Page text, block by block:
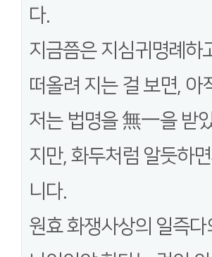
다.
지금쯤은 지심귀명례하
떠올려 지는 걸 보면, 아
저는 법명을 無一을 받
지만, 화두처럼 알듯하
니다.
원효 화쟁사상의 일즉